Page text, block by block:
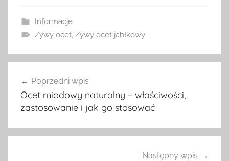
Informacje
Żywy ocet, Żywy ocet jabłkowy
wpisu
Poprzedni wpis
Ocet miodowy naturalny – właściwości,
zastosowanie i jak go stosować
Następny wpis